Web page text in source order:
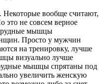
Некоторые вообще считают,
это не совсем верное
мышцы
Просто у мужчин
на тренировку, лучше
визуально лучше
мышцы спрятаны под
увеличить женскую